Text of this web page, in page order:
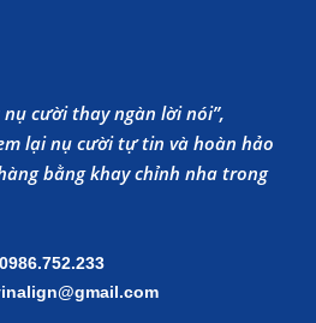
cười thay ngàn lời nói”,
lại nụ cười tự tin và hoàn hảo
bằng khay chỉnh nha trong